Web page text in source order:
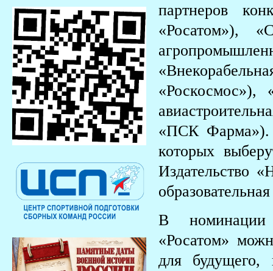
партнеров
«Росатом»),
«Роскосмос»),
«ПСК Фарма»).
которых
Издательство
В номинации
«Росатом»
для будущего,